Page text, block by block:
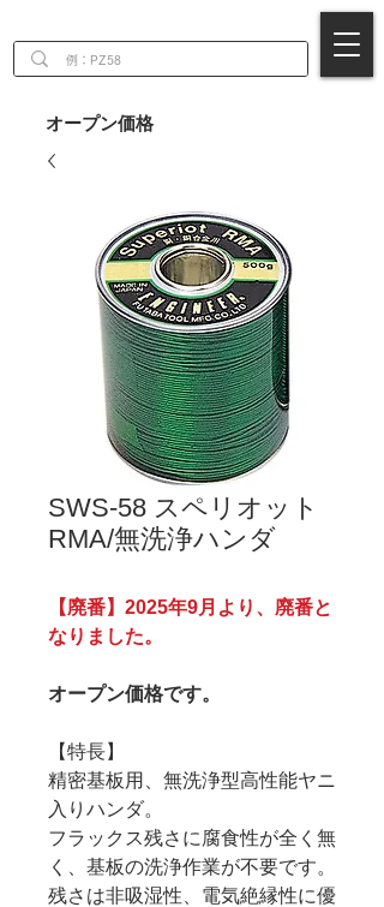
オープン価格
SWS-58 スペリオット
RMA/無洗浄ハンダ
【廃番】2025年9月より、廃番と
なりました。
オープン価格です。
【特長】
精密基板用、無洗浄型高性能ヤニ
入りハンダ。
フラックス残さに腐食性が全く無
く、基板の洗浄作業が不要です。
残さは非吸湿性、電気絶縁性に優